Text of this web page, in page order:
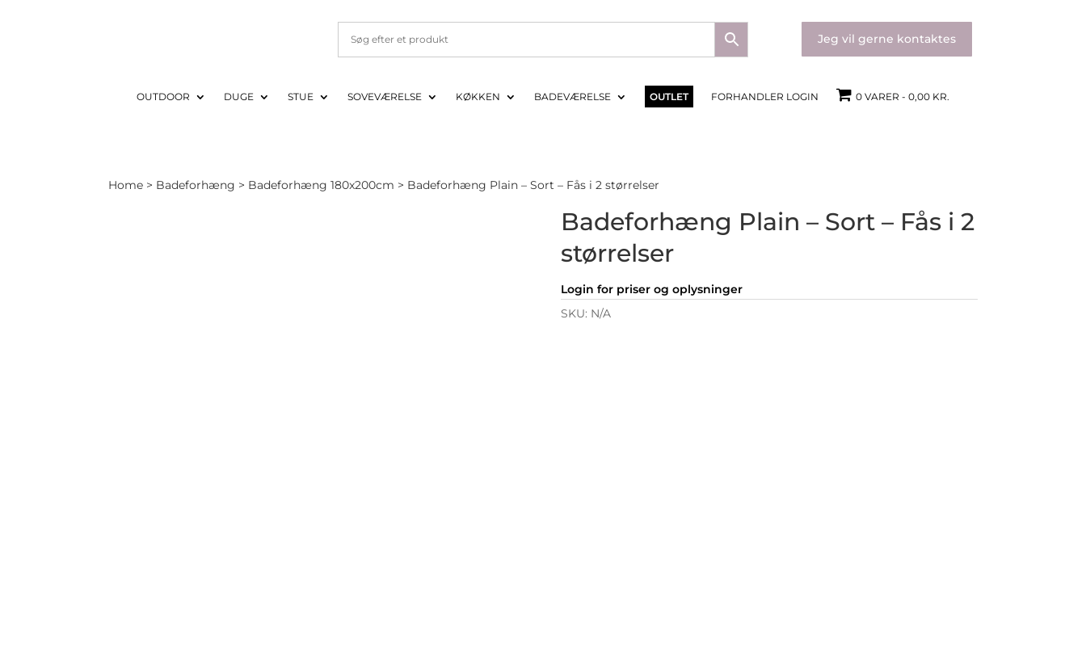
Jeg vil gerne kontaktes
OUTDOOR DUGE STUE SOVEVÆRELSE KØKKEN BADEVÆRELSE OUTLET FORHANDLER LOGIN 0 VARER 0,00 KR.
Home > Badeforhæng > Badeforhæng 180x200cm > Badeforhæng Plain – Sort – Fås i 2 størrelser
Badeforhæng Plain – Sort – Fås i 2
størrelser
Login for priser og oplysninger
SKU: N/A